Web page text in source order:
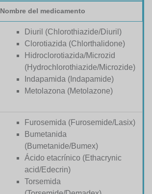
Nombre del medicamento
Diuril (Chlorothiazide/Diuril)
Clorotiazida (Chlorthalidone)
Hidroclorotiazida/Microzid
(Hydrochlorothiazide/Microzide)
Indapamida (Indapamide)
Metolazona (Metolazone)
Furosemida (Furosemide/Lasix)
Bumetanida
(Bumetanide/Bumex)
Ácido etacrínico (Ethacrynic
acid/Edecrin)
Torsemida